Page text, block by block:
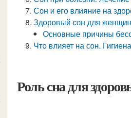
Сон и его влияние на
Здоровый сон для
Основные причины
Что влияет на сон.
Роль сна для